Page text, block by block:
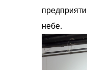
небе.